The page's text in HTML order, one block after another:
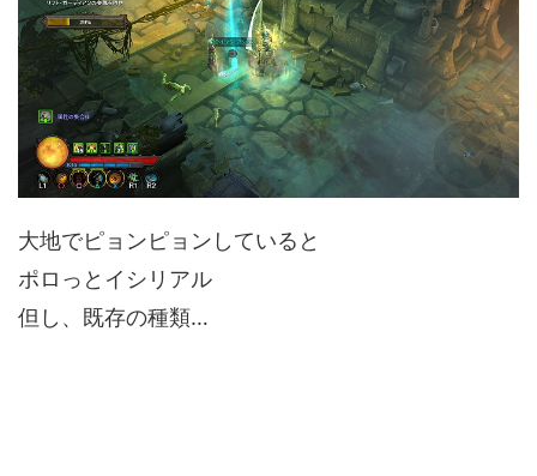
大地でピョンピョンしていると
ポロっとイシリアル
但し、既存の種類…